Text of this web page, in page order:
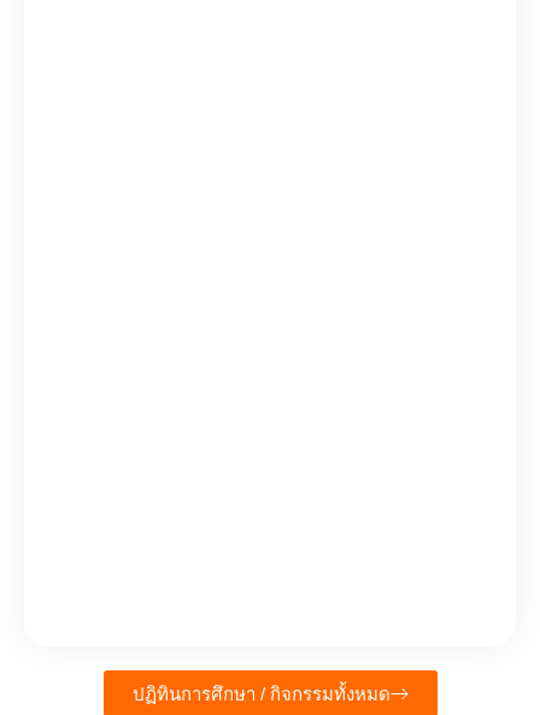
ปฏิทินการศึกษา / กิจกรรมทั้งหมด